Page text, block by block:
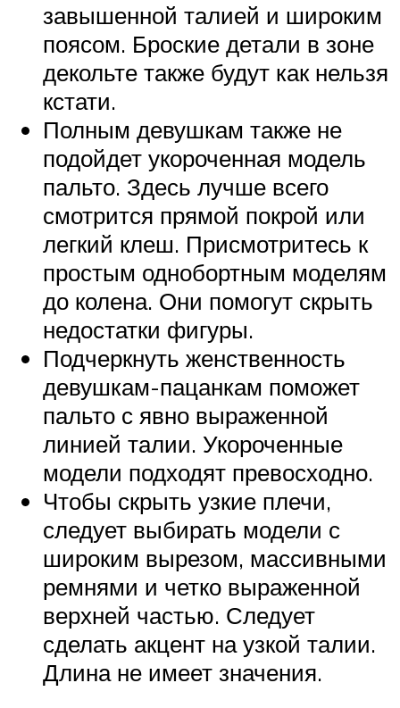
завышенной талией и широким
поясом. Броские детали в зоне
декольте также будут как нельзя
кстати.
Полным девушкам также не
подойдет укороченная модель
пальто. Здесь лучше всего
смотрится прямой покрой или
легкий клеш. Присмотритесь к
простым однобортным моделям
до колена. Они помогут скрыть
недостатки фигуры.
Подчеркнуть женственность
девушкам-пацанкам поможет
пальто с явно выраженной
линией талии. Укороченные
модели подходят превосходно.
Чтобы скрыть узкие плечи,
следует выбирать модели с
широким вырезом, массивными
ремнями и четко выраженной
верхней частью. Следует
сделать акцент на узкой талии.
Длина не имеет значения.